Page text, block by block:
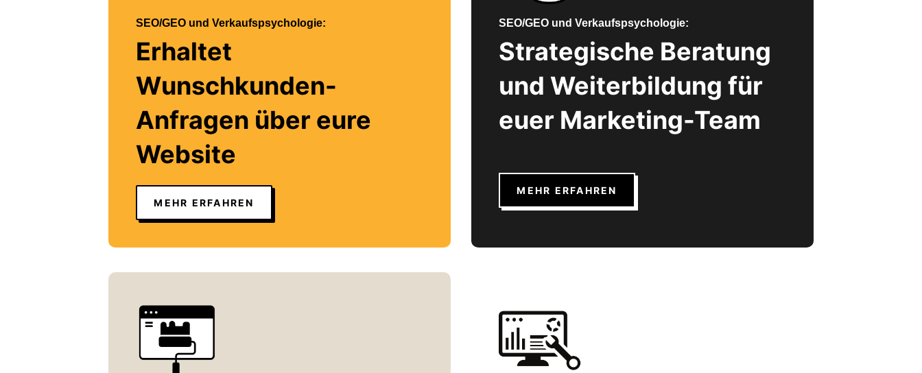
SEO/GEO und Verkaufspsychologie:
Erhaltet
Wunschkunden-
Anfragen über eure
Website
MEHR ERFAHREN
SEO/GEO und Verkaufspsychologie:
Strategische Beratung
und Weiterbildung für
euer Marketing-Team
MEHR ERFAHREN